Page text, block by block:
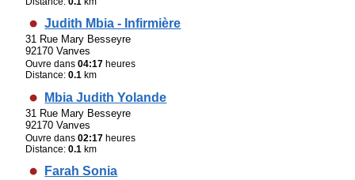
Judith Mbia - Infirmière
31 Rue Mary Besseyre
92170 Vanves
Ouvre dans04:17 heures
Distance:0.1 km
Mbia Judith Yolande
31 Rue Mary Besseyre
92170 Vanves
Ouvre dans02:17 heures
Distance:0.1 km
Farah Sonia